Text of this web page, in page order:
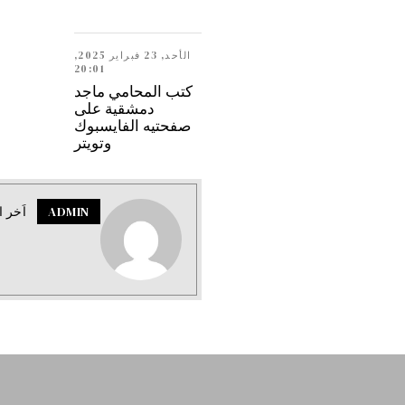
الأحد, 23 فبراير 2025,
20:01
كتب المحامي ماجد
دمشقية على
صفحتيه الفايسبوك
وتويتر
ADMIN اَخر